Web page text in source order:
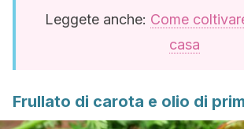
Leggete anche: Come
casa
Frullato di carota e olio di